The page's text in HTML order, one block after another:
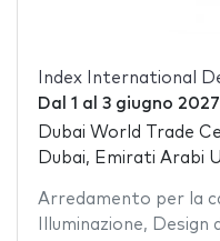
Index International
Dal 1 al 3 giugno 2027
Dubai World Trade
Dubai, Emirati Arabi
Arredamento per la
Illuminazione, Design